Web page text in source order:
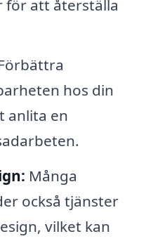
för att återställa
hos din
anlita en
Många
också tjänster
vilket kan